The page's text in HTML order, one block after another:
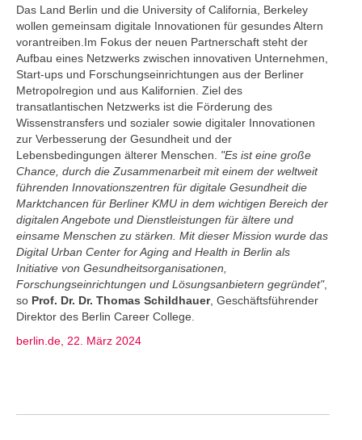
Das Land Berlin und die University of California, Berkeley
wollen gemeinsam digitale Innovationen für gesundes Altern
vorantreiben.Im Fokus der neuen Partnerschaft steht der
Aufbau eines Netzwerks zwischen innovativen Unternehmen,
Start-ups und Forschungseinrichtungen aus der Berliner
Metropolregion und aus Kalifornien. Ziel des
transatlantischen Netzwerks ist die Förderung des
Wissenstransfers und sozialer sowie digitaler Innovationen
zur Verbesserung der Gesundheit und der
Lebensbedingungen älterer Menschen. "Es ist eine große
Chance, durch die Zusammenarbeit mit einem der weltweit
führenden Innovationszentren für digitale Gesundheit die
Marktchancen für Berliner KMU in dem wichtigen Bereich der
digitalen Angebote und Dienstleistungen für ältere und
einsame Menschen zu stärken. Mit dieser Mission wurde das
Digital Urban Center for Aging and Health in Berlin als
Initiative von Gesundheitsorganisationen,
Forschungseinrichtungen und Lösungsanbietern gegründet",
so Prof. Dr. Dr. Thomas Schildhauer, Geschäftsführender
Direktor des Berlin Career College.
berlin.de, 22. März 2024